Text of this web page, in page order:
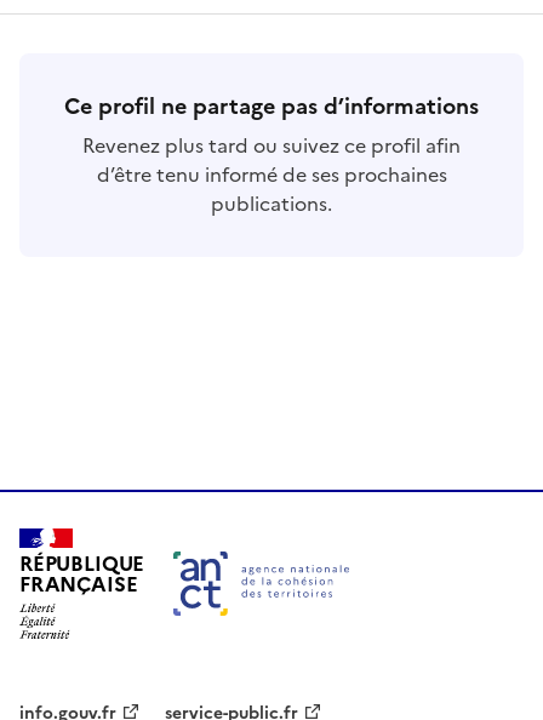
Ce profil ne partage pas d’informations
Revenez plus tard ou suivez ce profil afin
d’être tenu informé de ses prochaines
publications.
RÉPUBLIQUE
FRANÇAISE
info.gouv.fr service-public.fr